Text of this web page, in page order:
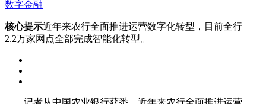
数字金融
核心提示近年来农行全面推进运营数字化转型，目前全行
2.2万家网点全部完成智能化转型。
记者从中国农业银行获悉，近年来农行全面推进运营